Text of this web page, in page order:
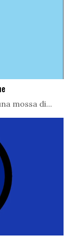
mossa di...